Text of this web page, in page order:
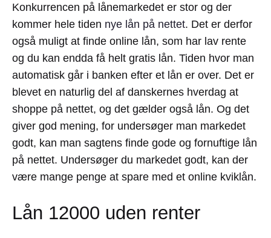
Konkurrencen på lånemarkedet er stor og der
kommer hele tiden nye lån på nettet. Det er derfor
også muligt at finde online lån, som har lav rente
og du kan endda få helt gratis lån. Tiden hvor man
automatisk går i banken efter et lån er over. Det er
blevet en naturlig del af danskernes hverdag at
shoppe på nettet, og det gælder også lån. Og det
giver god mening, for undersøger man markedet
godt, kan man sagtens finde gode og fornuftige lån
på nettet. Undersøger du markedet godt, kan der
være mange penge at spare med et online kviklån.
Lån 12000 uden renter